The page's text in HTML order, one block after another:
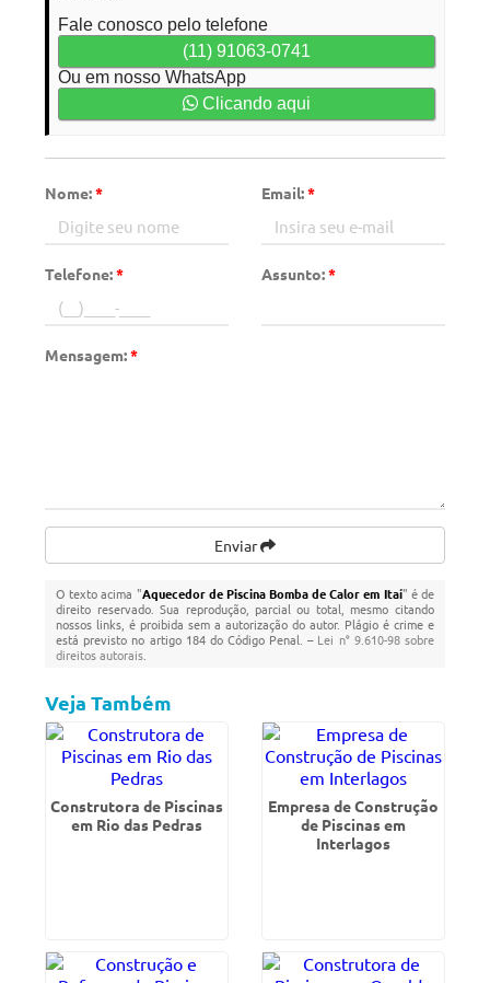
Fale conosco pelo telefone
(11) 91063-0741
Ou em nosso WhatsApp
Clicando aqui
Nome:* Email:*
Telefone:* Assunto:*
Mensagem:*
Enviar
O texto acima "Aquecedor de Piscina Bomba de Calor em Itaí" é de
direito reservado. Sua reprodução, parcial ou total, mesmo citando
nossos links, é proibida sem a autorização do autor. Plágio é crime e
está previsto no artigo 184 do Código Penal. – Lei n° 9.610-98 sobre
direitos autorais
Veja Também
Construtora de Piscinas
em Rio das Pedras
Empresa de Construção
de Piscinas em
Interlagos